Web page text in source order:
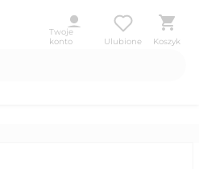
Twoje
konto
Ulubione Koszyk